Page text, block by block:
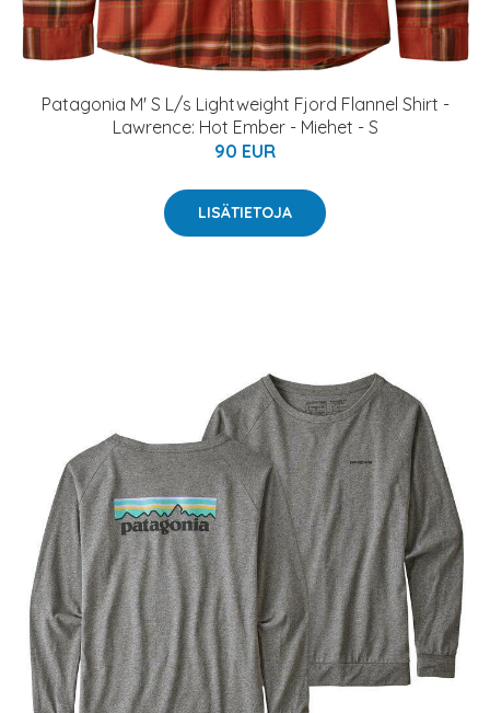
Patagonia M' S L/s Lightweight Fjord Flannel Shirt -
Lawrence: Hot Ember - Miehet - S
90 EUR
LISÄTIETOJA